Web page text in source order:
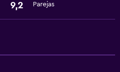
9,2 Parejas